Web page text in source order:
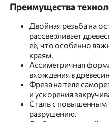
Преимущества
Двойная резьба на
рассверливает
её, что особенно
краям.
Ассиметричная
вхождения в
Фреза на теле
и ускорения
Сталь с повышенным
разрушению.